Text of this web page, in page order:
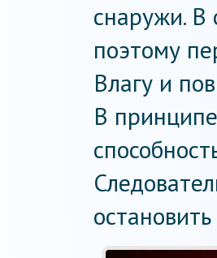
снаружи. В
поэтому
Влагу и
В